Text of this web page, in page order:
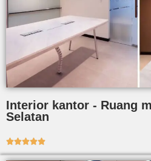
Interior kantor - Ruang
Selatan
